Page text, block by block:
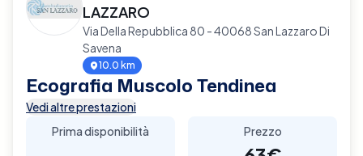
LAZZARO
Via Della Repubblica 80 - 40068 San Lazzaro Di
Savena
10.0 km
Ecografia Muscolo Tendinea
Vedi altre prestazioni
Prima disponibilità
Prezzo